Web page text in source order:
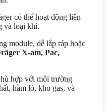
có thể hoạt động liên
và loại khí.
module, dễ lắp ráp hoặc
X-am, Pac,
hợp với môi trường
hầm lò, kho gas, và